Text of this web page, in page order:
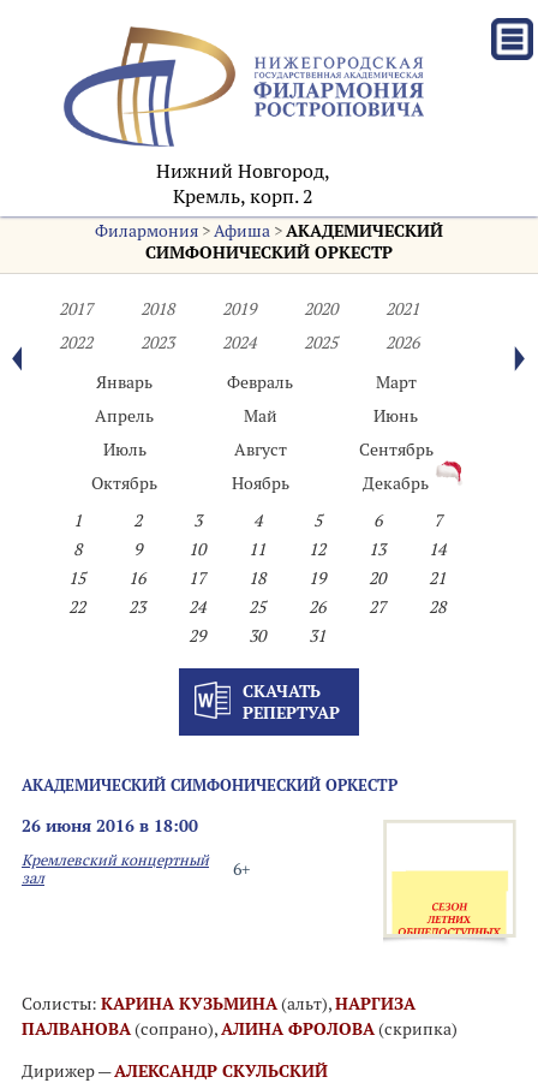
Нижний Новгород,
Кремль, корп. 2
Филармония>Афиша>АКАДЕМИЧЕСКИЙ
СИМФОНИЧЕСКИЙ ОРКЕСТР
2017 2018 2019 2020
2021
2022
2023 2024 2025
2026
Январь
Февраль
Март
Апрель
Май
Июнь
Июль
Август
Сентябрь
Октябрь
Ноябрь
Декабрь
1
2 3 4 5 6
7
8
9 10 11 12 13
14
15
16 17 18 19 20
21
22
23 24 25 26 27
28
29
30 31
СКАЧАТЬ
РЕПЕРТУАР
АКАДЕМИЧЕСКИЙ СИМФОНИЧЕСКИЙ ОРКЕСТР
26 июня 2016 в 18:00
6+
Кремлевский концертный
зал
Солисты: КАРИНА КУЗЬМИНА(альт),НАРГИЗА
ПАЛВАНОВА(сопрано),АЛИНА ФРОЛОВА(скрипка)
Дирижер —АЛЕКСАНДР СКУЛЬСКИЙ